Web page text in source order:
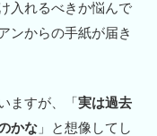
入れるべきか悩んで
ンからの手紙が届き
ますが、「実は過去
かな 」と想像してし